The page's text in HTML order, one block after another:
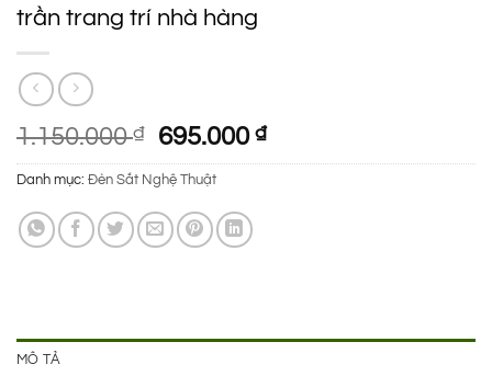
trần trang trí nhà hàng
1.150.000₫
Giá
gốc
là:
1.150.000 ₫.
695.000₫Giá
hiện
Danh mục: Đèn Sắt Nghệ Thuật
MÔ TẢ